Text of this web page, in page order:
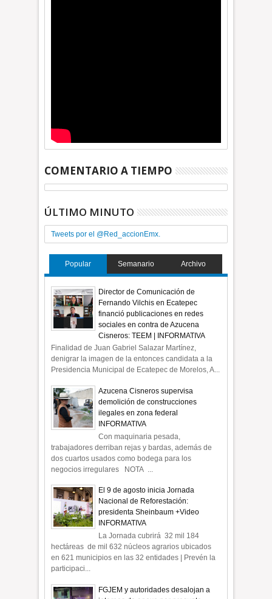
COMENTARIO A TIEMPO
ÚLTIMO MINUTO
Tweets por el @Red_accionEmx.
Popular Semanario Archivo
Director de Comunicación de
Fernando Vilchis en Ecatepec
financió publicaciones en redes
sociales en contra de Azucena
Cisneros: TEEM | INFORMATIVA
Finalidad de Juan Gabriel Salazar Martínez,
denigrar la imagen de la entonces candidata a la
Presidencia Municipal de Ecatepec de Morelos, A...
Azucena Cisneros supervisa
demolición de construcciones
ilegales en zona federal
INFORMATIVA
Con maquinaria pesada,
trabajadores derriban rejas y bardas, además de
dos cuartos usados como bodega para los
negocios irregulares NOTA ...
El 9 de agosto inicia Jornada
Nacional de Reforestación:
presidenta Sheinbaum +Video
INFORMATIVA
La Jornada cubrirá 32 mil 184
hectáreas de mil 632 núcleos agrarios ubicados
en 621 municipios en las 32 entidades | Prevén la
participaci...
FGJEM y autoridades desalojan a